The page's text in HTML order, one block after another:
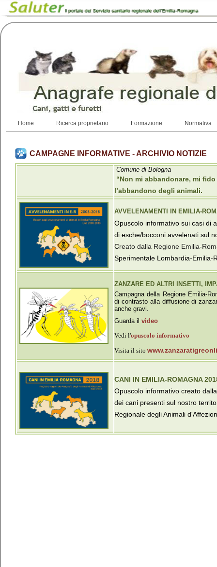
Home Ricerca proprietario Formazione Normativa
CAMPAGNE INFORMATIVE - ARCHIVIO NOTIZIE
Comune di Bologna
“Non mi abbandonare, mi
l’abbandono degli animali.
AVVELENAMENTI IN EMILIA-
Opuscolo informativo sui casi di
di esche/bocconi avvelenati sul
Creato dalla Regione Emilia-
Sperimentale Lombardia-Emilia-
ZANZARE ED ALTRI INSETTI,
Campagna della Regione Emilia-
di contrasto alla diffusione di
anche gravi.
Guarda il video
Vedi l'opuscolo informativo
Visita il sito
CANI IN EMILIA-ROMAGNA
Opuscolo informativo creato
dei cani presenti sul nostro
Regionale degli Animali